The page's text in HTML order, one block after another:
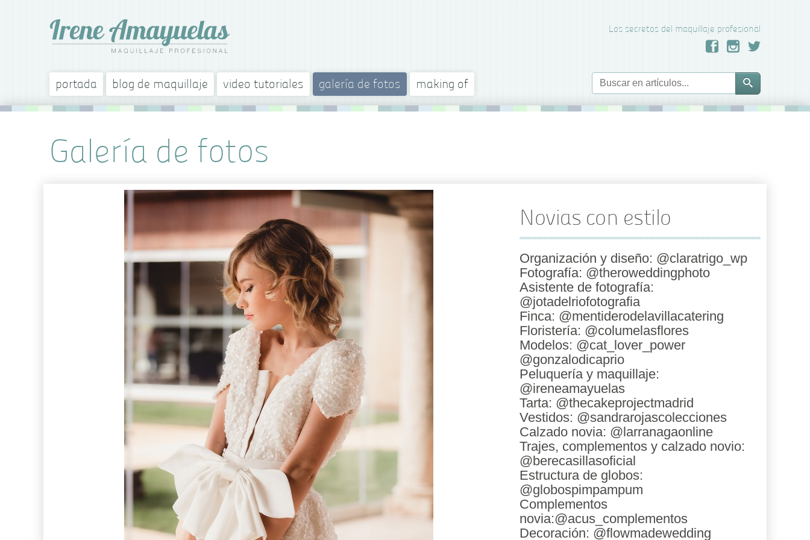
Los secretos del maquillaje profesional
portada blog de maquillaje video tutoriales galería de fotos making of
Galería de fotos
Novias con estilo
Organización y diseño: @claratrigo_wp
Fotografía: @theroweddingphoto
Asistente de fotografía:
@jotadelriofotografia
Finca: @mentiderodelavillacatering
Floristería: @columelasflores
Modelos: @cat_lover_power
@gonzalodicaprio
Peluquería y maquillaje:
@ireneamayuelas
Tarta: @thecakeprojectmadrid
Vestidos: @sandrarojascolecciones
Calzado novia: @larranagaonline
Trajes, complementos y calzado novio:
@berecasillasoficial
Estructura de globos:
@globospimpampum
Complementos
novia:@acus_complementos
Decoración: @flowmadewedding